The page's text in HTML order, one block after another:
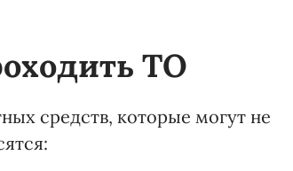
ТО
средств, которые могут не